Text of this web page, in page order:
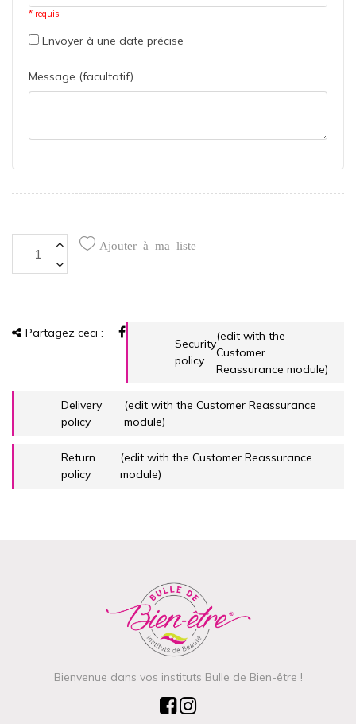
* requis
Envoyer à une date précise
Message (facultatif)
Ajouter à ma liste
Partagez ceci :
Security
policy
(edit with the
Customer
Reassurance module)
Delivery
policy
(edit with the Customer Reassurance
module)
Return
policy
(edit with the Customer Reassurance
module)
Bienvenue dans vos instituts Bulle de Bien-être !